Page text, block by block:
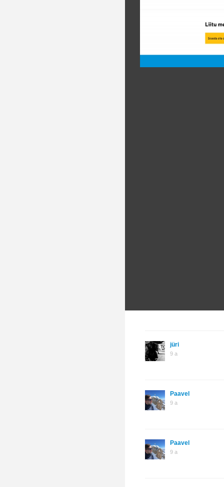
jüri
9 a
Paavel
9 a
Paavel
9 a